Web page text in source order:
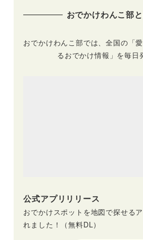
おでかけわんこ部
おでかけわんこ部では、全国の「
るおでかけ情報」を毎日
公式アプリリリース
おでかけスポットを地図で探せる
れました！（無料DL）